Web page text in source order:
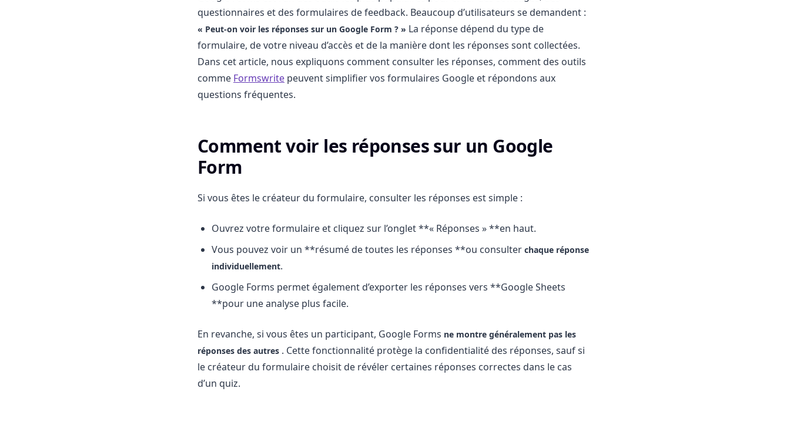
questionnaires et des formulaires de feedback. Beaucoup d’utilisateurs se demandent :
« Peut-on voir les réponses sur un Google Form ? » La réponse dépend du type de
formulaire, de votre niveau d’accès et de la manière dont les réponses sont collectées.
Dans cet article, nous expliquons comment consulter les réponses, comment des outils
comme Formswrite peuvent simplifier vos formulaires Google et répondons aux
questions fréquentes.
Comment voir les réponses sur un Google
Form
Si vous êtes le créateur du formulaire, consulter les réponses est simple :
Ouvrez votre formulaire et cliquez sur l’onglet **« Réponses » **en haut.
Vous pouvez voir un **résumé de toutes les réponses **ou consulter chaque réponse
individuellement.
Google Forms permet également d’exporter les réponses vers **Google Sheets
**pour une analyse plus facile.
En revanche, si vous êtes un participant, Google Forms ne montre généralement pas les
réponses des autres . Cette fonctionnalité protège la confidentialité des réponses, sauf si
le créateur du formulaire choisit de révéler certaines réponses correctes dans le cas
d’un quiz.